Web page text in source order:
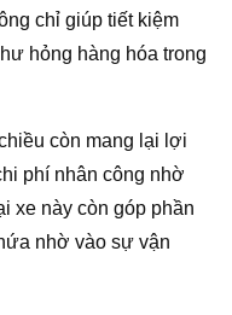
chỉ giúp tiết kiệm
hỏng hàng hóa trong
còn mang lại lợi
phí nhân công nhờ
xe này còn góp phần
nhờ vào sự vận